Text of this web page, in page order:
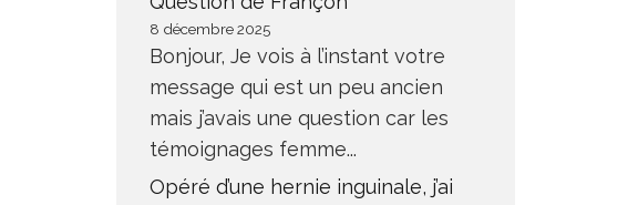
8 décembre 2025
Bonjour, Je vois à l’instant votre
message qui est un peu ancien
mais j’avais une question car les
témoignages femme...
Opéré d’une hernie inguinale, j’ai